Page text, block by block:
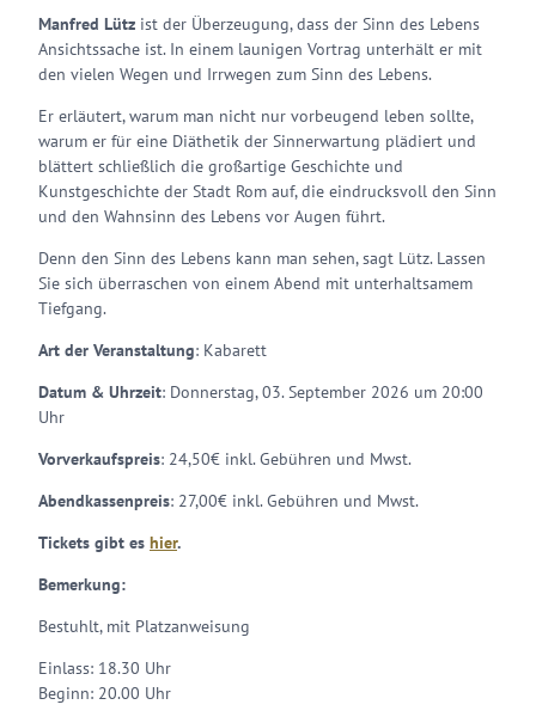
Manfred Lütz ist der Überzeugung, dass der Sinn des Lebens
Ansichtssache ist. In einem launigen Vortrag unterhält er mit
den vielen Wegen und Irrwegen zum Sinn des Lebens.
Er erläutert, warum man nicht nur vorbeugend leben sollte,
warum er für eine Diäthetik der Sinnerwartung plädiert und
blättert schließlich die großartige Geschichte und
Kunstgeschichte der Stadt Rom auf, die eindrucksvoll den Sinn
und den Wahnsinn des Lebens vor Augen führt.
Denn den Sinn des Lebens kann man sehen, sagt Lütz. Lassen
Sie sich überraschen von einem Abend mit unterhaltsamem
Tiefgang.
Art der Veranstaltung: Kabarett
Datum & Uhrzeit: Donnerstag, 03. September 2026 um 20:00
Uhr
Vorverkaufspreis: 24,50€ inkl. Gebühren und Mwst.
Abendkassenpreis: 27,00€ inkl. Gebühren und Mwst.
Tickets gibt es hier.
Bemerkung:
Bestuhlt, mit Platzanweisung
Einlass: 18.30 Uhr
Beginn: 20.00 Uhr